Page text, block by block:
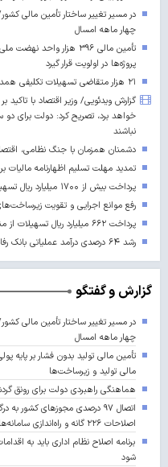
چهار ماهه امسال
تأمین مالی ۳۹۶ هزار
پروژه‌ها در اولویت قرار گیرد
۲۱ هزار متقاضی تسهیلات تکلیفی همدان تا پایان مهرماه تعیین‌تکلیف می‌شوند
گزارش ویدئویی/ وزیر اقتصاد با تاکید
خواهد برد، تصریح کرد: دولت برای دو
نباشند
دشمنان همزمان با جنگ نظامی،
تمدید مهلت تسلیم اظهارنامه مالیات بر
پرداخت بیش از ۱۷۰۰ میلیارد ریال تسهیلات تبصره ۲ سال ۱۴۰۳ در خراسان رضوی
رفع موانع اجرایی و تقویت
پرداخت ۶۶۲ میلیارد ریال تسهیلات از منابع تبصره ۲ بودجه ۱۴۰۳ در استان مرکزی
رشد ۶۴ درصدی درآمد عملیاتی بانک رفاه کارگران در سه‌ماهه ابتدایی سال جاری
گزارش و گفتگو
چهار ماهه امسال
مالی تولید و زیرساخت‌ها
هماهنگی راهبردی دولت برای رونق
اصلاحات ۲۲۶ گانه و راه‌اندازی سامانه‌های هوشمند
برنامه اصلاح نظام اداری باید به
شود